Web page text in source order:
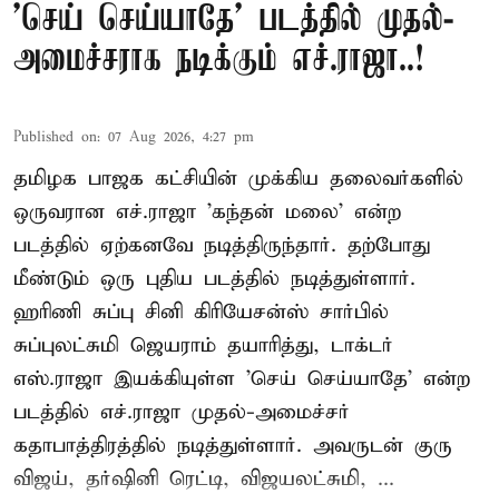
'செய் செய்யாதே' படத்தில் முதல்-
அமைச்சராக நடிக்கும் எச்.ராஜா..!
Published on: 07 Aug 2026, 4:27 pm
தமிழக பாஜக கட்சியின் முக்கிய தலைவர்களில்
ஒருவரான எச்.ராஜா 'கந்தன் மலை' என்ற
படத்தில் ஏற்கனவே நடித்திருந்தார். தற்போது
மீண்டும் ஒரு புதிய படத்தில் நடித்துள்ளார்.
ஹரிணி சுப்பு சினி கிரியேசன்ஸ் சார்பில்
சுப்புலட்சுமி ஜெயராம் தயாரித்து, டாக்டர்
எஸ்.ராஜா இயக்கியுள்ள 'செய் செய்யாதே' என்ற
படத்தில் எச்.ராஜா முதல்-அமைச்சர்
கதாபாத்திரத்தில் நடித்துள்ளார். அவருடன் குரு
விஜய், தர்ஷினி ரெட்டி, விஜயலட்சுமி, ...